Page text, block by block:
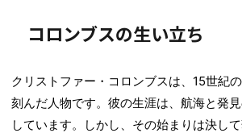
コロンブスの生い立ち
クリストファー・コロンブスは、15世紀
刻んだ人物です。彼の生涯は、航海と発
しています。しかし、その始まりは決し